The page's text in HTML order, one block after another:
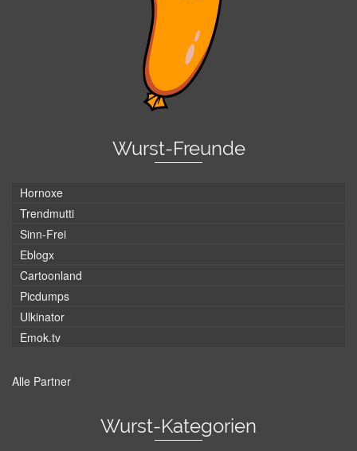
Wurst-Freunde
Hornoxe
Trendmutti
Sinn-Frei
Eblogx
Cartoonland
Picdumps
Ulkinator
Emok.tv
Alle Partner
Wurst-Kategorien